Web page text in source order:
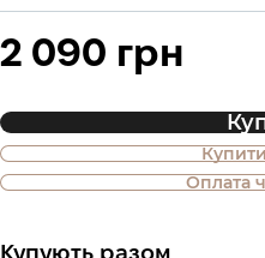
2 090 грн
Оплата
Також доступна
оплату частинами